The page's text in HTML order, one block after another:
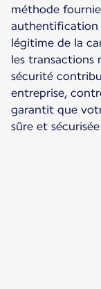
méthode
authentification
légitime de la
les transactions
sécurité
entreprise,
garantit que
sûre et